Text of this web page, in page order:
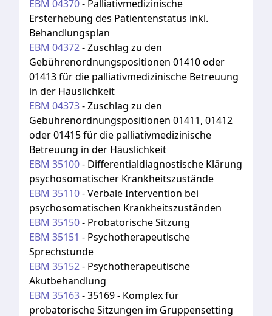
EBM 04370- Palliativmedizinische
Ersterhebung des Patientenstatus inkl.
Behandlungsplan
EBM 04372-Zuschlag zu den
Gebührenordnungspositionen 01410 oder
01413 für die palliativmedizinische Betreuung
in der Häuslichkeit
EBM 04373-Zuschlag zu den
Gebührenordnungspositionen 01411, 01412
oder 01415 für die palliativmedizinische
Betreuung in der Häuslichkeit
EBM 35100- Differentialdiagnostische Klärung
psychosomatischer Krankheitszustände
EBM 35110-Verbale Intervention bei
psychosomatischen Krankheitszuständen
EBM 35150- Probatorische Sitzung
EBM 35151 - Psychotherapeutische
Sprechstunde
EBM 35152- Psychotherapeutische
Akutbehandlung
EBM 35163-35169 - Komplex für
probatorische Sitzungen im Gruppensetting